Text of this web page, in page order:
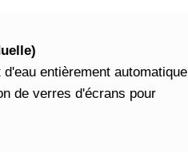
entièrement automatique
de verres d'écrans pour